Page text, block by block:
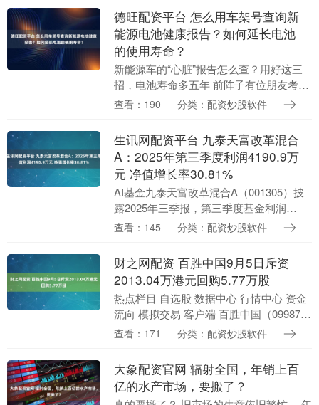
2010年，经营....
德旺配资平台 怎么用车架号查询新
能源电池健康报告？如何延长电池
的使用寿命？
新能源车的“心脏”报告怎么查？用好这三
招，电池寿命多五年 前阵子有位朋友考虑
买二手电动车，看中一台两年车龄、表显
康得很，跟....
查看：190 分类：配资炒股软件
生讯网配资平台 九泰天富改革混合
A：2025年第三季度利润4190.9万
元 净值增长率30.81%
AI基金九泰天富改革混合A（001305）披
露2025年三季报，第三季度基金利润
4190.9万元，加权平均基金份额本期利润
查看：145 分类：配资炒股软件
财之网配资 百胜中国9月5日斥资
2013.04万港元回购5.77万股
热点栏目 自选股 数据中心 行情中心 资金
流向 模拟交易 客户端 百胜中国（09987）
发布公告，该公司于2025年9月5日斥资
查看：171 分类：配资炒股软件
大象配资官网 辐射全国，年销上百
亿的水产市场，要搬了？